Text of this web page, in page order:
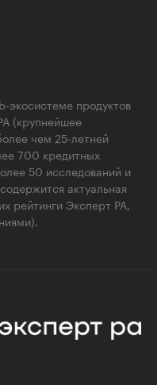
экосистеме продуктов
(крупнейшее
чем 25-летней
700 кредитных
50 исследований и
актуальная
рейтинги Эксперт РА,